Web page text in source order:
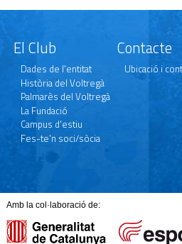
El Club
Dades de l'entitat
Història del Voltregà
Palmarès del Voltregà
La Fundació
Campus d'estiu
Fes-te'n soci/sòcia
Contacte
Ubicació i
Amb la col·laboració de: